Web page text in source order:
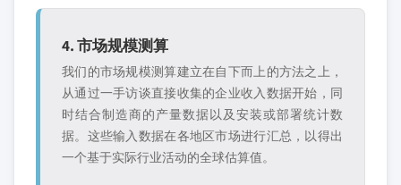
4. 市场规模测算
我们的市场规模测算建立在自下而上的方法之上，
从通过一手访谈直接收集的企业收入数据开始，同
时结合制造商的产量数据以及安装或部署统计数
据。这些输入数据在各地区市场进行汇总，以得出
一个基于实际行业活动的全球估算值。